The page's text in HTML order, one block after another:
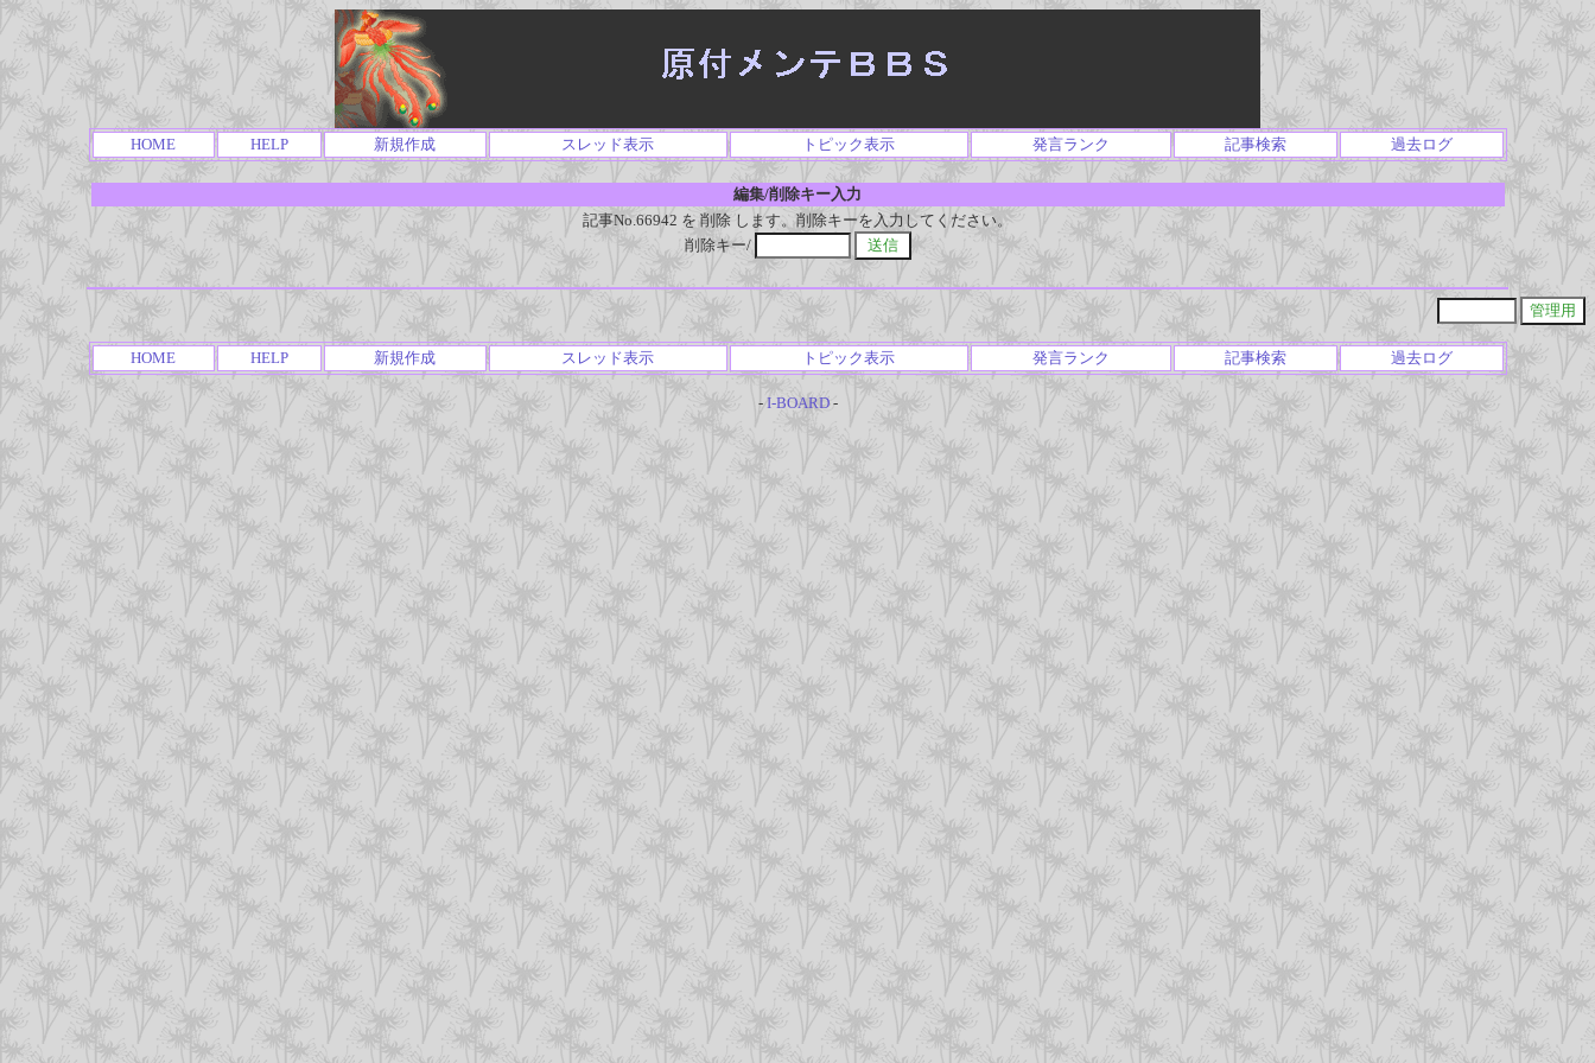
HOME HELP 新規作成 スレッド表示 トピック表示 発言ランク 記事検索 過去ログ
編集/削除キー入力
記事No.66942 を 削除 します。削除キーを入力してください。
削除キー/
HOME HELP 新規作成 スレッド表示 トピック表示 発言ランク 記事検索 過去ログ
- I-BOARD-